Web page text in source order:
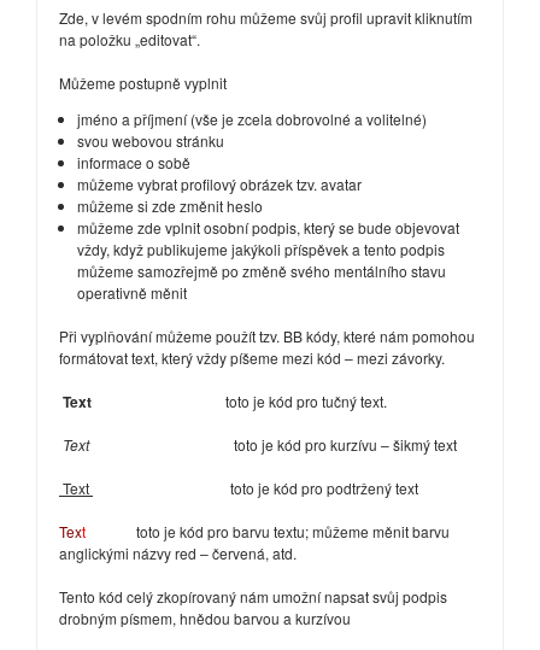
Zde, v levém spodním rohu můžeme svůj profil upravit kliknutím
na položku „editovat“.
Můžeme postupně vyplnit
jméno a příjmení (vše je zcela dobrovolné a volitelné)
svou webovou stránku
informace o sobě
můžeme vybrat profilový obrázek tzv. avatar
můžeme si zde změnit heslo
můžeme zde vplnit osobní podpis, který se bude objevovat
vždy, když publikujeme jakýkoli příspěvek a tento podpis
můžeme samozřejmě po změně svého mentálního stavu
operativně měnit
Při vyplňování můžeme použít tzv. BB kódy, které nám pomohou
formátovat text, který vždy píšeme mezi kód – mezi závorky.
Text toto je kód pro tučný text.
Texttoto je kód pro kurzívu – šikmý text
Text toto je kód pro podtržený text
Text toto je kód pro barvu textu; můžeme měnit barvu
anglickými názvy red – červená, atd.
Tento kód celý zkopírovaný nám umožní napsat svůj podpis
drobným písmem, hnědou barvou a kurzívou